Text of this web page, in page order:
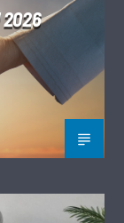
2026